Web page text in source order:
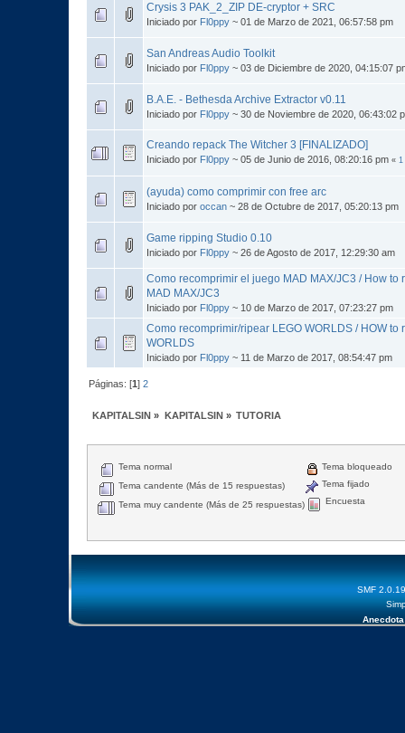
Crysis 3 PAK_2_ZIP DE-cryptor + SRC
Iniciado por Fl0ppy ~ 01 de Marzo de 2021, 06:57:58 pm
San Andreas Audio Toolkit
Iniciado por Fl0ppy ~ 03 de Diciembre de 2020, 04:15:07
B.A.E. - Bethesda Archive Extractor v0.11
Iniciado por Fl0ppy ~ 30 de Noviembre de 2020, 06:43:02
Creando repack The Witcher 3 [FINALIZADO]
Iniciado por Fl0ppy ~ 05 de Junio de 2016, 08:20:16 pm « 1
(ayuda) como comprimir con free arc
Iniciado por occan ~ 28 de Octubre de 2017, 05:20:13 pm
Game ripping Studio 0.10
Iniciado por Fl0ppy ~ 26 de Agosto de 2017, 12:29:30 am
Como recomprimir el juego MAD MAX/JC3 / How to
MAD MAX/JC3
Iniciado por Fl0ppy ~ 10 de Marzo de 2017, 07:23:27 pm
Como recomprimir/ripear LEGO WORLDS / HOW to
WORLDS
Iniciado por Fl0ppy ~ 11 de Marzo de 2017, 08:54:47 pm
Páginas: [1]2
KAPITALSIN » KAPITALSIN» TUTORIA
Tema normal
Tema candente (Más de 15 respuestas)
Tema muy candente (Más de 25 respuestas)
Tema bloqueado
Tema fijado
Encuesta
SMF 2.0.19
Anecdota